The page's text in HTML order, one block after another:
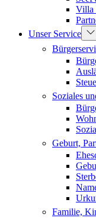
Villa
Unser Service
Soziales
Geburt,
Familie,